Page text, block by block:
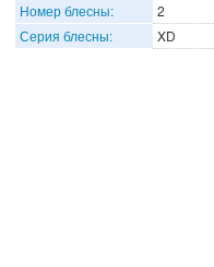
Номер блесны:
2
Серия блесны:
XD